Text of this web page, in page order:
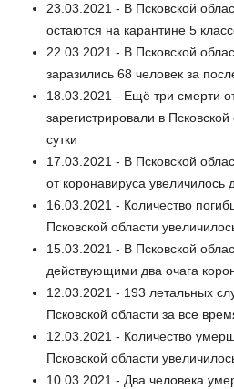
23.03.2021 - В Псковской
остаются на карантине 5
22.03.2021 - В Псковской
заразились 68 человек за
18.03.2021 - Ещё три смерти
зарегистрировали в
сутки
17.03.2021 - В Псковской
от коронавируса увеличилось
16.03.2021 - Количество
Псковской области
15.03.2021 - В Псковской
действующими два очага
12.03.2021 - 193 летальных
Псковской области за все
12.03.2021 - Количество
Псковской области
10.03.2021 - Два человека